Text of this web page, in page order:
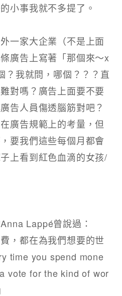
小事我就不多提了。​
一家大企業（不是上面
廣告上寫著「那個來～x
？我就問，哪個？？？直
對嗎？廣告上面要不要
告人員傷透腦筋對吧？
廣告規範上的考量，但
要我們這些每個月都會
上看到紅色血滴的女孩/
Lappé曾說過：
，都在為我們想要的世
time you spend mone
vote for the kind of wor